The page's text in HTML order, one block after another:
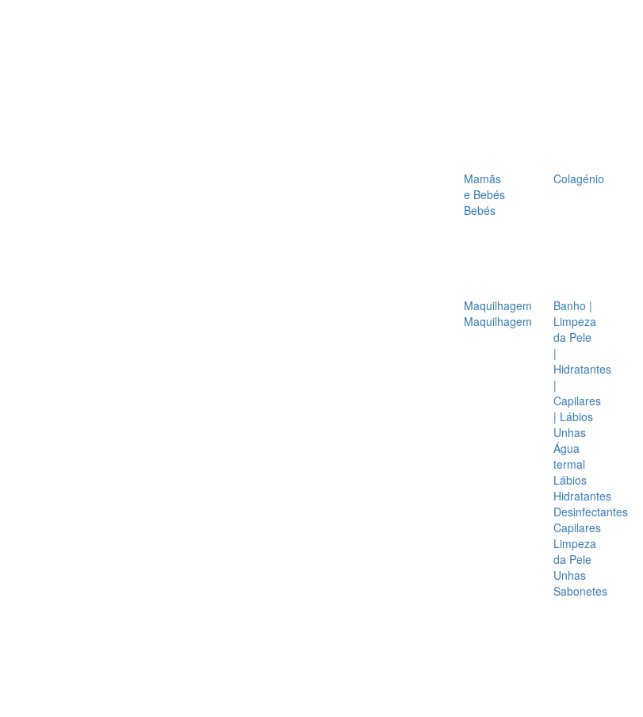
Mamãs
e Bebés
Bebés
Colagénio
Maquilhagem
Maquilhagem
Banho |
Limpeza
da Pele
|
Hidratantes
|
Capilares
| Lábios
Unhas
Água
termal
Lábios
Hidratantes
Desinfectantes
Capilares
Limpeza
da Pele
Unhas
Sabonetes